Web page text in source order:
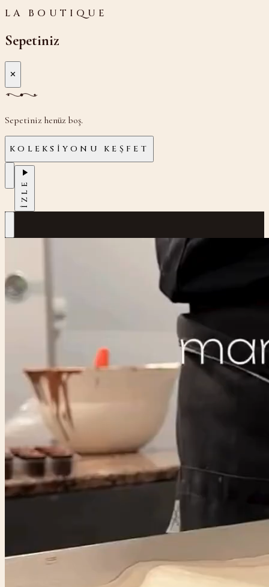
LA BOUTIQUE
Sepetiniz
✕
Sepetiniz henüz boş.
KOLEKSIYONU KEŞFET
İZLE